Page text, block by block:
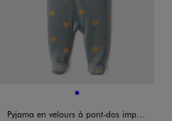
Disponible en 1 coloris
BLEU
Pyjama en velours à pont-dos imprimé étoiles bébé